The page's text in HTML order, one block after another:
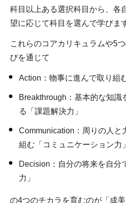
科目以上ある選択科目から、各
望に応じて科目を選んで学びま
これらのコアカリキュラムや5
びを通じて
Action：物事に進んで取り組
Breakthrough：基本的な知識
る「課題解決力」
Communication：周りの人と
組む「コミュニケーション力」
Decision：自分の将来を自分
力」
の4つのチカラを育むのが「成美